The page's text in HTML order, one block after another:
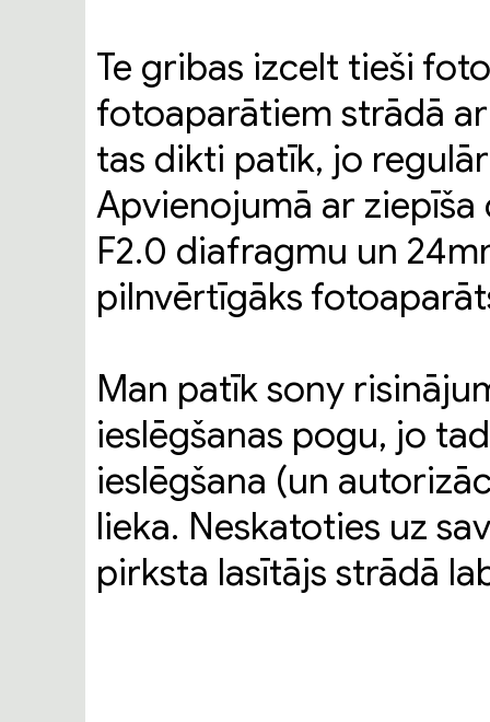
Te gribas izcelt tieši
fotoaparātiem strādā
tas dikti patīk, jo
Apvienojumā ar
F2.0 diafragmu un
pilnvērtīgāks
Man patīk sony
ieslēgšanas pogu, jo
ieslēgšana (un
lieka. Neskatoties uz
pirksta lasītājs strādā